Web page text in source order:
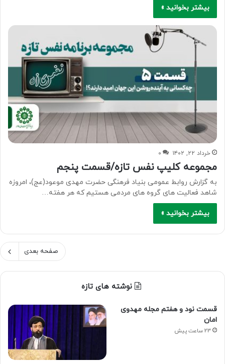
بیشتر بخوانید »
خرداد ۲۲, ۱۴۰۲ ۰
مجموعه کلیپ نفس تازه/قسمت پنجم
به گزارش روابط عمومی بنیاد فرهنگی حضرت مهدی موعود(عج)، امروزه
شاهد فعالیت های گروه های مردمی هستیم که هر هفته…
بیشتر بخوانید »
صفحه بعدی
نوشته های تازه
قسمت نود و هفتم مجله مهدوی
امان
23 ساعت پیش